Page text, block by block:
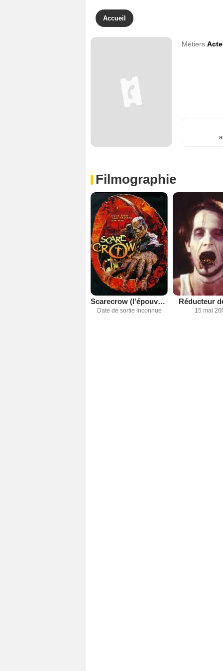
Accueil
Métiers
Filmographie
Scarecrow (l'épouvantail)
Date de sortie inconnue
Réducteur
15 mai